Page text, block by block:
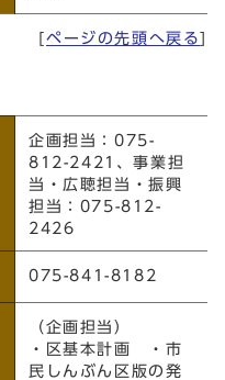
ページの先頭へ戻る
企画担当：075-
812-2421、事業担
当・広聴担当・振興
担当：075-812-
2426
075-841-8182
（企画担当）
・区基本計画 ・市
民しんぶん区版の発